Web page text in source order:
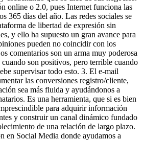
online o 2.0, pues Internet funciona las
365 días del año. Las redes sociales se
de libertad de expresión sin
y ello ha supuesto un gran avance para
pueden no coincidir con los
comentarios son un arma muy poderosa
son positivos, pero terrible cuando
supervisar todo esto. 3. El e-mail
las conversiones registro/cliente,
sea más fluida y ayudándonos a
Es una herramienta, que si es bien
para adquirir información
y construir un canal dinámico fundado
de una relación de largo plazo.
en Social Media donde ayudamos a